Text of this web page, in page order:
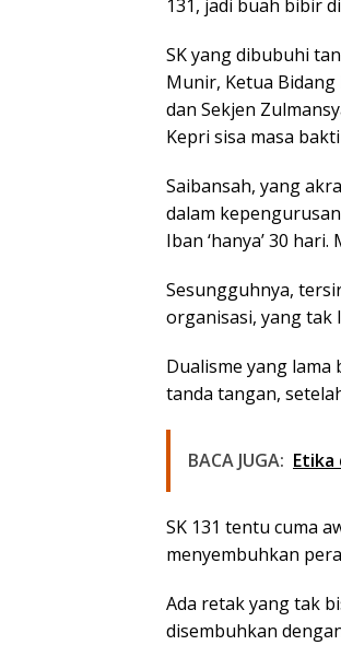
131, jadi buah bibir
SK yang dibubuhi
Munir, Ketua
dan Sekjen
Kepri sisa masa
Saibansah, yang
dalam
Iban ‘hanya’30 hari.
Sesungguhnya,
organisasi, yang tak
Dualisme yang
tanda tangan,
BACA JUGA: Etika
SK 131 tentu cuma
menyembuhkan
Ada retak yang tak
disembuhkan